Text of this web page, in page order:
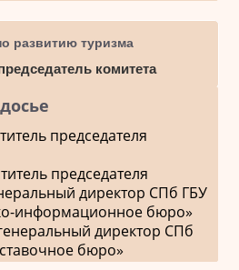
развитию туризма
комитета
председателя
председателя
директор СПб ГБУ
информационное бюро»
директор СПб
бюро»